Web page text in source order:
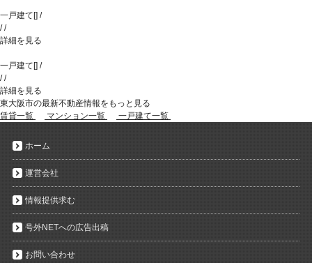
一戸建て[] /
//
詳細を見る
一戸建て[] /
//
詳細を見る
東大阪市の最新不動産情報をもっと見る
賃貸一覧
マンション一覧 一戸建て一覧
ホーム
運営会社
情報提供求む
号外NETへの広告出稿
お問い合わせ